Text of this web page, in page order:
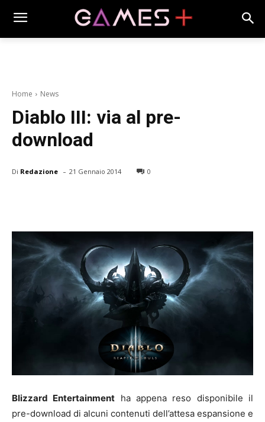
Home News
Diablo III: via al pre-
download
Di Redazione - 21 Gennaio 2014 0
Blizzard Entertainment ha appena reso disponibile il
pre-download di alcuni contenuti dell’attesa espansione e